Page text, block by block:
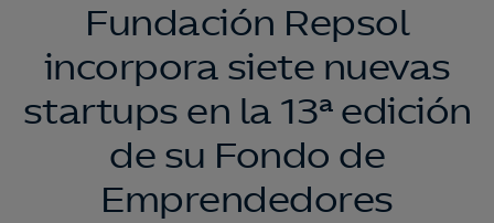
Fundación Repsol
incorpora siete nuevas
startups en la 13ª edición
de su Fondo de
Emprendedores